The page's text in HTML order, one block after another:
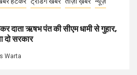
दाता ऋषभ पंत की सीएम धामी से गुहार,
दो सरकार
Warta